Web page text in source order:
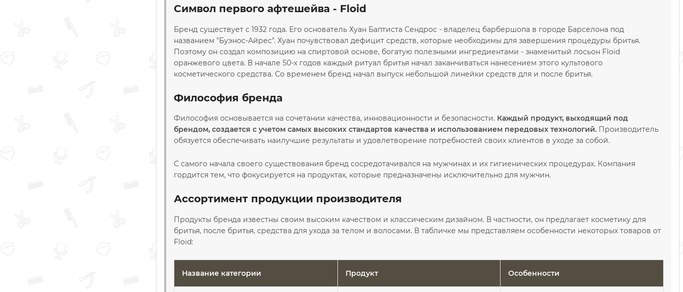
Символ первого афтешейва - Floid
Бренд существует с 1932 года. Его основатель Хуан Баптиста Сендрос - владелец барбершопа в городе Барселона под
названием "Буэнос-Айрес". Хуан почувствовал дефицит средств, которые необходимы для завершения процедуры бритья.
Поэтому он создал композицию на спиртовой основе, богатую полезными ингредиентами - знаменитый лосьон Floid
оранжевого цвета. В начале 50-х годов каждый ритуал бритья начал заканчиваться нанесением этого культового
косметического средства. Со временем бренд начал выпуск небольшой линейки средств для и после бритья.
Философия бренда
Философия основывается на сочетании качества, инновационности и безопасности. Каждый продукт, выходящий под
брендом, создается с учетом самых высоких стандартов качества и использованием передовых технологий. Производитель
обязуется обеспечивать наилучшие результаты и удовлетворение потребностей своих клиентов в уходе за собой.
С самого начала своего существования бренд сосредотачивался на мужчинах и их гигиенических процедурах. Компания
гордится тем, что фокусируется на продуктах, которые предназначены исключительно для мужчин.
Ассортимент продукции производителя
Продукты бренда известны своим высоким качеством и классическим дизайном. В частности, он предлагает косметику для
бритья, после бритья, средства для ухода за телом и волосами. В табличке мы представляем особенности некоторых товаров от
Floid:
Название категории Продукт Особенности